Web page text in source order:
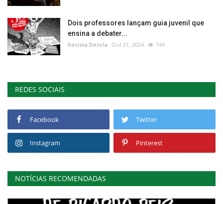
Dois professores lançam guia juvenil que
ensina a debater...
Revista Descla Out 21, 2024 744
REDES SOCIAIS
Facebook Twitter
Instagram Pinterest
NOTÍCIAS RECOMENDADAS